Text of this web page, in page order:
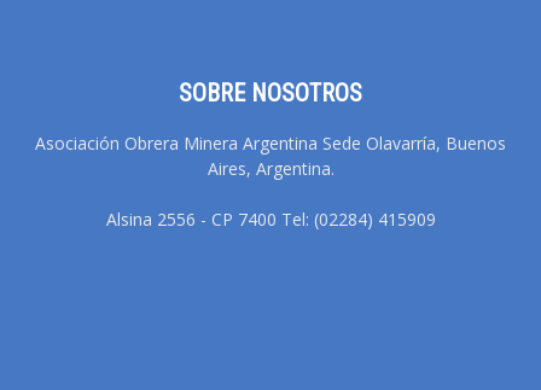
SOBRE NOSOTROS
Asociación Obrera Minera Argentina Sede Olavarría, Buenos
Aires, Argentina.
Alsina 2556 - CP 7400 Tel: (02284) 415909